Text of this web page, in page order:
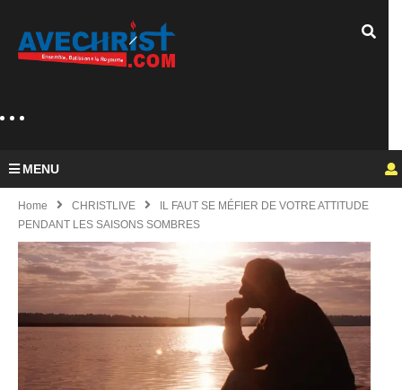
MENU
Home CHRISTLIVE
IL FAUT SE MÉFIER DE VOTRE ATTITUDE
PENDANT LES SAISONS SOMBRES